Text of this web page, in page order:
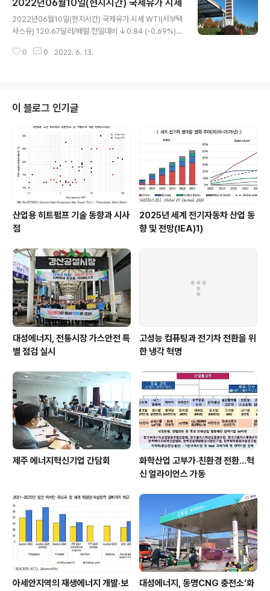
토부는 각종 건축물에서 사용하는 전기, 가스, 지역난방 등
에너지 정보를 수집하고 관리하기 위해 온실가스 배출량과
에너지 사용량 등의 통계를 '건물 에너지 통합 데이터베이
2022년06월10일(현지시간) 국제유가 시세
2022년06월10일(현지시간) 국제유가 시세 WTI(서부텍
사스유) 120.67달러/배럴 전일대비 ↓0.84 (-0.69%) N
전일대비 ↓1.06 (-0.86%) ICE 기준
0 0 2022. 6. 13.
이 블로그 인기글
산업용 히트펌프 기술 동향과 시사
점
2025년 세계 전기자동차 산업 동
향 및 전망(IEA)1)
대성에너지, 전통시장 가스안전 특
별 점검 실시
고성능 컴퓨팅과 전기차 전환을 위
한 냉각 혁명
제주 에너지혁신기업 간담회
화학산업 고부가‧친환경 전환…혁
신 얼라이언스 가동
아세안지역의 재생에너지 개발·보 대성에너지, 동명CNG 충전소‘화